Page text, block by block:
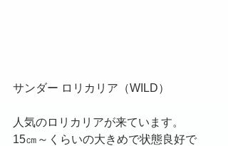
サンダー ロリカリア（WILD）
人気のロリカリアが来ています。
15㎝～くらいの大きめで状態良好で